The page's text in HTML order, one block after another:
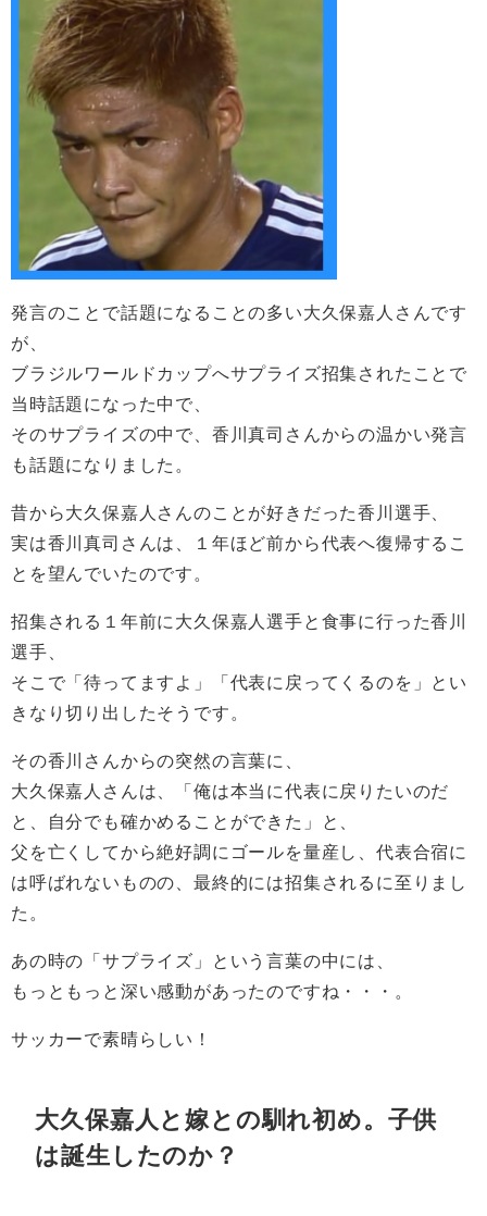
発言のことで話題になることの多い大久保嘉人さんです
が、
ブラジルワールドカップへサプライズ招集されたことで
当時話題になった中で、
そのサプライズの中で、香川真司さんからの温かい発言
も話題になりました。
昔から大久保嘉人さんのことが好きだった香川選手、
実は香川真司さんは、１年ほど前から代表へ復帰するこ
とを望んでいたのです。
招集される１年前に大久保嘉人選手と食事に行った香川
選手、
そこで「待ってますよ」「代表に戻ってくるのを」とい
きなり切り出したそうです。
その香川さんからの突然の言葉に、
大久保嘉人さんは、「俺は本当に代表に戻りたいのだ
と、自分でも確かめることができた」と、
父を亡くしてから絶好調にゴールを量産し、代表合宿に
は呼ばれないものの、最終的には招集されるに至りまし
た。
あの時の「サプライズ」という言葉の中には、
もっともっと深い感動があったのですね・・・。
サッカーで素晴らしい！
大久保嘉人と嫁との馴れ初め。子供
は誕生したのか？